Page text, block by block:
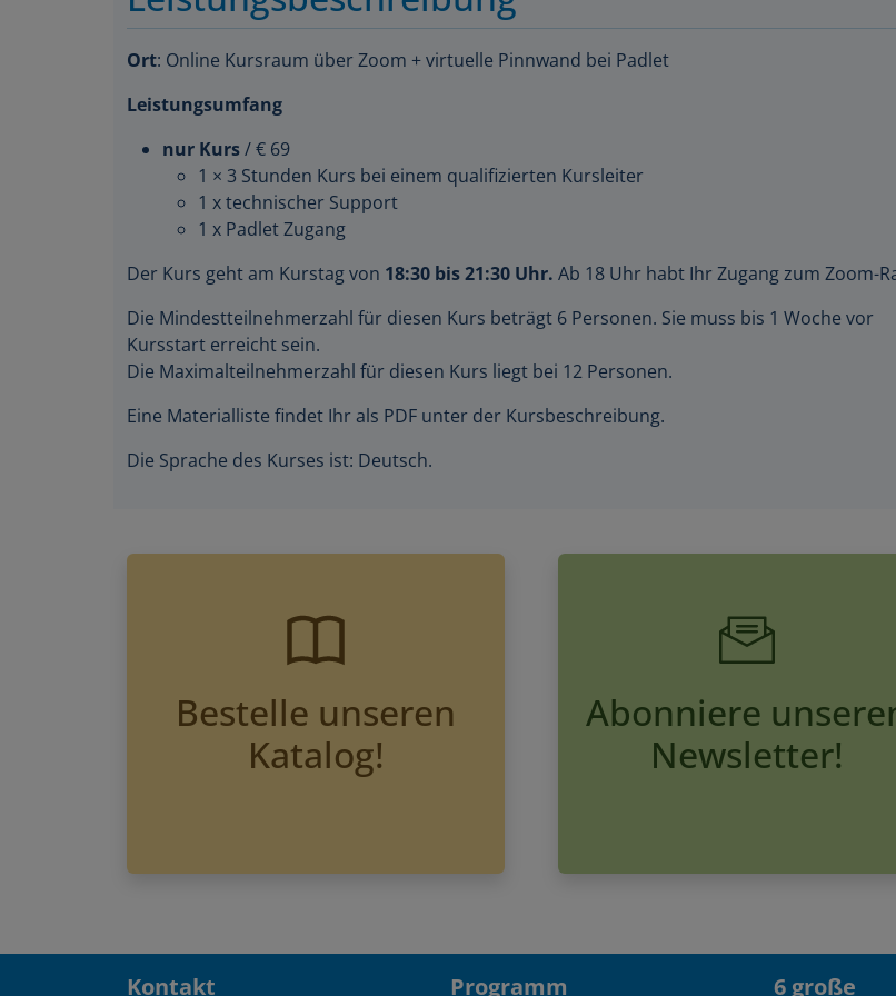
Ort: Online Kursraum über Zoom + virtuelle Pinnwand bei Padlet
Leistungsumfang
nur Kurs/ € 69
1 × 3 Stunden Kurs bei einem qualifizierten Kursleiter
1 x technischer Support
1 x Padlet Zugang
Der Kurs geht am Kurstag von 18:30 bis 21:30 Uhr. Ab 18 Uhr habt Ihr Zugang zum Zoom-
Die Mindestteilnehmerzahl für diesen Kurs beträgt 6 Personen. Sie muss bis 1 Woche vor
Kursstart erreicht sein.
Die Maximalteilnehmerzahl für diesen Kurs liegt bei 12 Personen.
Eine Materialliste findet Ihr als PDF unter der Kursbeschreibung.
Die Sprache des Kurses ist: Deutsch.
Bestelle unseren
Katalog!
Abonniere
Newsletter!
Kontakt Programm 6 große